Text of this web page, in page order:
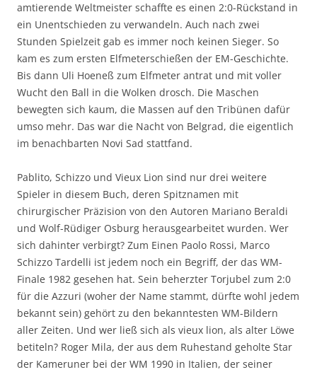
amtierende Weltmeister schaffte es einen 2:0-Rückstand in
ein Unentschieden zu verwandeln. Auch nach zwei
Stunden Spielzeit gab es immer noch keinen Sieger. So
kam es zum ersten Elfmeterschießen der EM-Geschichte.
Bis dann Uli Hoeneß zum Elfmeter antrat und mit voller
Wucht den Ball in die Wolken drosch. Die Maschen
bewegten sich kaum, die Massen auf den Tribünen dafür
umso mehr. Das war die Nacht von Belgrad, die eigentlich
im benachbarten Novi Sad stattfand.
Pablito, Schizzo und Vieux Lion sind nur drei weitere
Spieler in diesem Buch, deren Spitznamen mit
chirurgischer Präzision von den Autoren Mariano Beraldi
und Wolf-Rüdiger Osburg herausgearbeitet wurden. Wer
sich dahinter verbirgt? Zum Einen Paolo Rossi, Marco
Schizzo Tardelli ist jedem noch ein Begriff, der das WM-
Finale 1982 gesehen hat. Sein beherzter Torjubel zum 2:0
für die Azzuri (woher der Name stammt, dürfte wohl jedem
bekannt sein) gehört zu den bekanntesten WM-Bildern
aller Zeiten. Und wer ließ sich als vieux lion, als alter Löwe
betiteln? Roger Mila, der aus dem Ruhestand geholte Star
der Kameruner bei der WM 1990 in Italien, der seiner